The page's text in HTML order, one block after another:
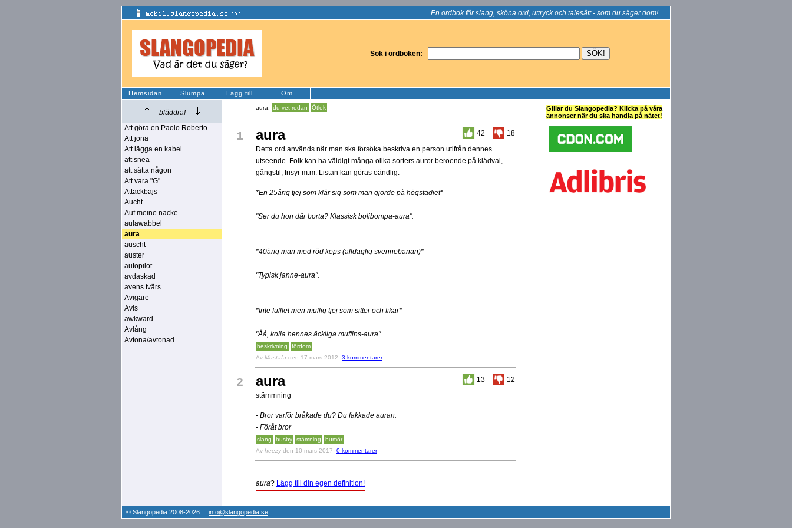
En ordbok för slang, sköna ord, uttryck och talesätt - som du säger dom!
Sök i ordboken:
Hemsidan Slumpa Lägg till Om
bläddra!
Att göra en Paolo Roberto
Att jona
Att lägga en kabel
att snea
att sätta någon
Att vara "G"
Attackbajs
Aucht
Auf meine nacke
aulawabbel
aura
auscht
auster
autopilot
avdaskad
avens tvärs
Avigare
Avis
awkward
Avlång
Avtona/avtonad
aura: du vet redan Ötlek
1 aura 42
18
Detta ord används när man ska försöka beskriva en person utifrån dennes
utseende. Folk kan ha väldigt många olika sorters auror beroende på klädval,
gångstil, frisyr m.m. Listan kan göras oändlig.
*En 25årig tjej som klär sig som man gjorde på högstadiet*
"Ser du hon där borta? Klassisk bolibompa-aura".
*40årig man med röd keps (alldaglig svennebanan)*
"Typisk janne-aura".
*Inte fullfet men mullig tjej som sitter och fikar*
"Åå, kolla hennes äckliga muffins-aura".
beskrivning
fördom
Av Mustafa den 17 mars 2012 3 kommentarer
2 aura 13
12
stämmning
- Bror varför bråkade du? Du fakkade auran.
- Föråt bror
slang husby stämning
humör
Av heezy den 10 mars 2017 0 kommentarer
aura? Lägg till din egen definition!
Gillar du Slangopedia? Klicka på våra
annonser när du ska handla på nätet!
© Slangopedia 2008-2026 : info@slangopedia.se